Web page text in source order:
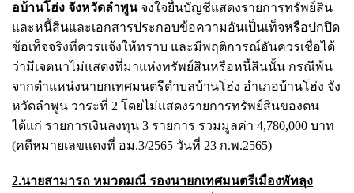
อบ้านโฮ่ง จังหวัดลําพูนจงใจยื่นบัญชีแสดงรายการทรัพย์สิน
และหนี้สินและเอกสารประกอบข้อความอันเป็นเท็จหรือปกปิด
ข้อเท็จจริงที่ควรแจ้งให้ทราบ และมีพฤติการณ์อันควรเชื่อได้
ว่ามีเจตนาไม่แสดงที่มาแห่งทรัพย์สินหรือหนี้สินนั้น กรณีพ้น
จากตําแหน่งนายกเทศมนตรีตําบลบ้านโฮ่ง อําเภอบ้านโฮ่ง จัง
หวัดลําพูน วาระที่ 2 โดยไม่แสดงรายการทรัพย์สินของตน
ได้แก่ รายการเงินลงทุน 3 รายการ รวมมูลค่า 4,780,000 บาท
(คดีหมายเลขแดงที่ อม.3/2565 วันที่ 23 ก.พ.2565)
2.นายสามารถ หมวดมณี รองนายกเทศมนตรีเมืองพัทลุง